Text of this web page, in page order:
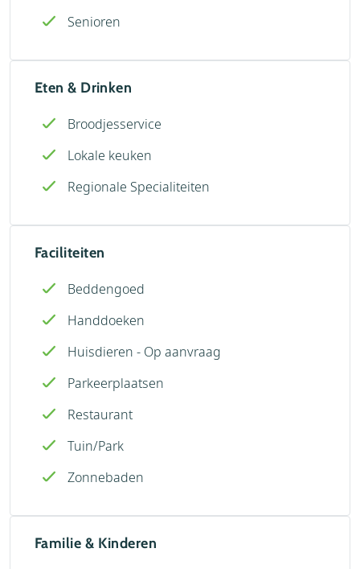
Senioren
Eten & Drinken
Broodjesservice
Lokale keuken
Regionale Specialiteiten
Faciliteiten
Beddengoed
Handdoeken
Huisdieren - Op aanvraag
Parkeerplaatsen
Restaurant
Tuin/Park
Zonnebaden
Familie & Kinderen